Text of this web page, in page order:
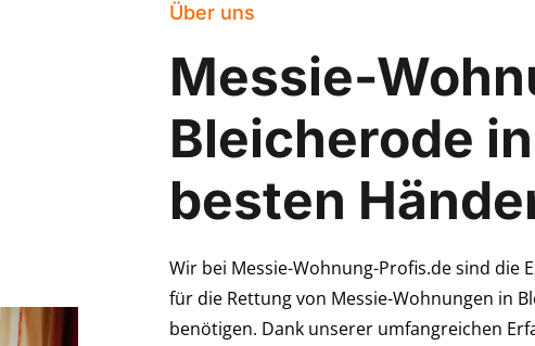
Über uns
Messie-
Bleicherode in
besten
Wir bei Messie-Wohnung-Profis.de sind die
für die Rettung von Messie-Wohnungen in
benötigen. Dank unserer umfangreichen